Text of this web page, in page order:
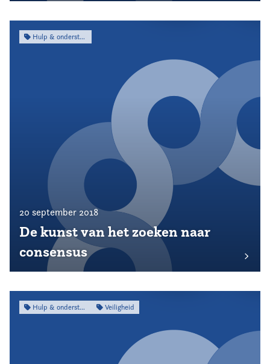
Hulp & ondersteuning
20 september 2018
De kunst van het zoeken naar
consensus
Hulp & ondersteuning Veiligheid